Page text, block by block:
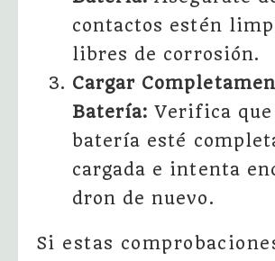
contactos estén
libres de corrosión.
Cargar
Batería: Verifica
batería esté
cargada e intenta
dron de nuevo.
Si estas